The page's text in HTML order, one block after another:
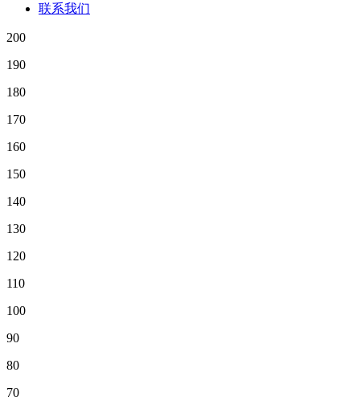
联系我们
200
190
180
170
160
150
140
130
120
110
100
90
80
70